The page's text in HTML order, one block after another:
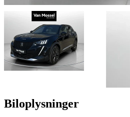
Biloplysninger